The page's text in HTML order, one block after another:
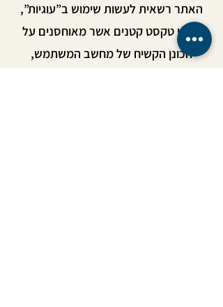
האתר רשאית לעשות שימוש ב”עוגיות”,
קבצי טקסט קטנים אשר מאוחסנים על
הכונן הקשיח של מחשב המשתמש,